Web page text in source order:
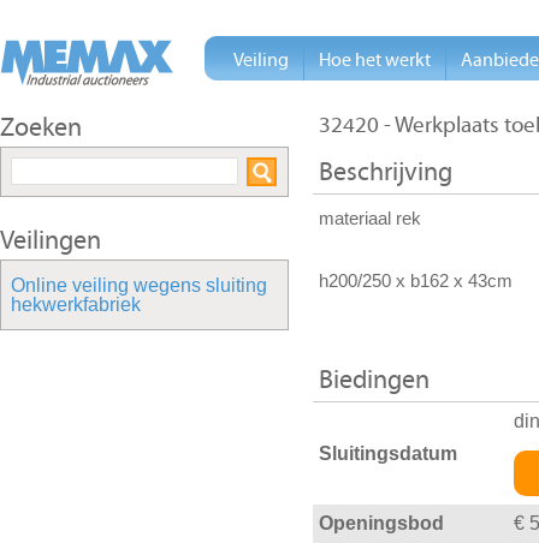
32420 - Werkplaats
Beschrijving
materiaal rek
h200/250 x b162 x 43cm
Biedingen
Sluitingsdatum
Openingsbod
€
Zoeken
Veilingen
Online veiling wegens sluiting
hekwerkfabriek
Veiling Hoe het werkt